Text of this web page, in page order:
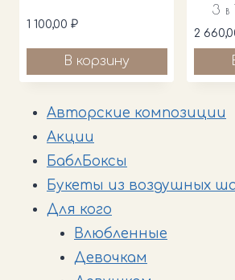
1 100,00 ₽
В корзину
3 в
2
Авторские композиции
Акции
БаблБоксы
Букеты из воздушных
Для кого
Влюбленные
Девочкам